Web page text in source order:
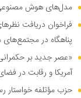
مدل‌های هوش مصنوعی،
فراخوان دریافت
پناهگاه در
«عصر جدید بر
آمریکا و رقابت در
حزب مؤتلفه خواستار